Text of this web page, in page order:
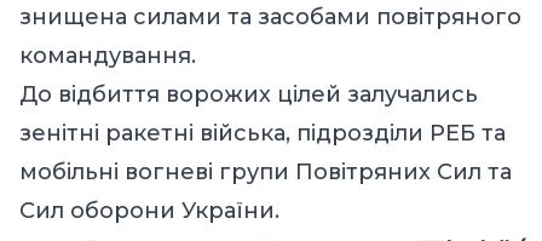
знищена силами та засобами повітряного
командування.
До відбиття ворожих цілей залучались
зенітні ракетні війська, підрозділи РЕБ та
мобільні вогневі групи Повітряних Сил та
Сил оборони України.